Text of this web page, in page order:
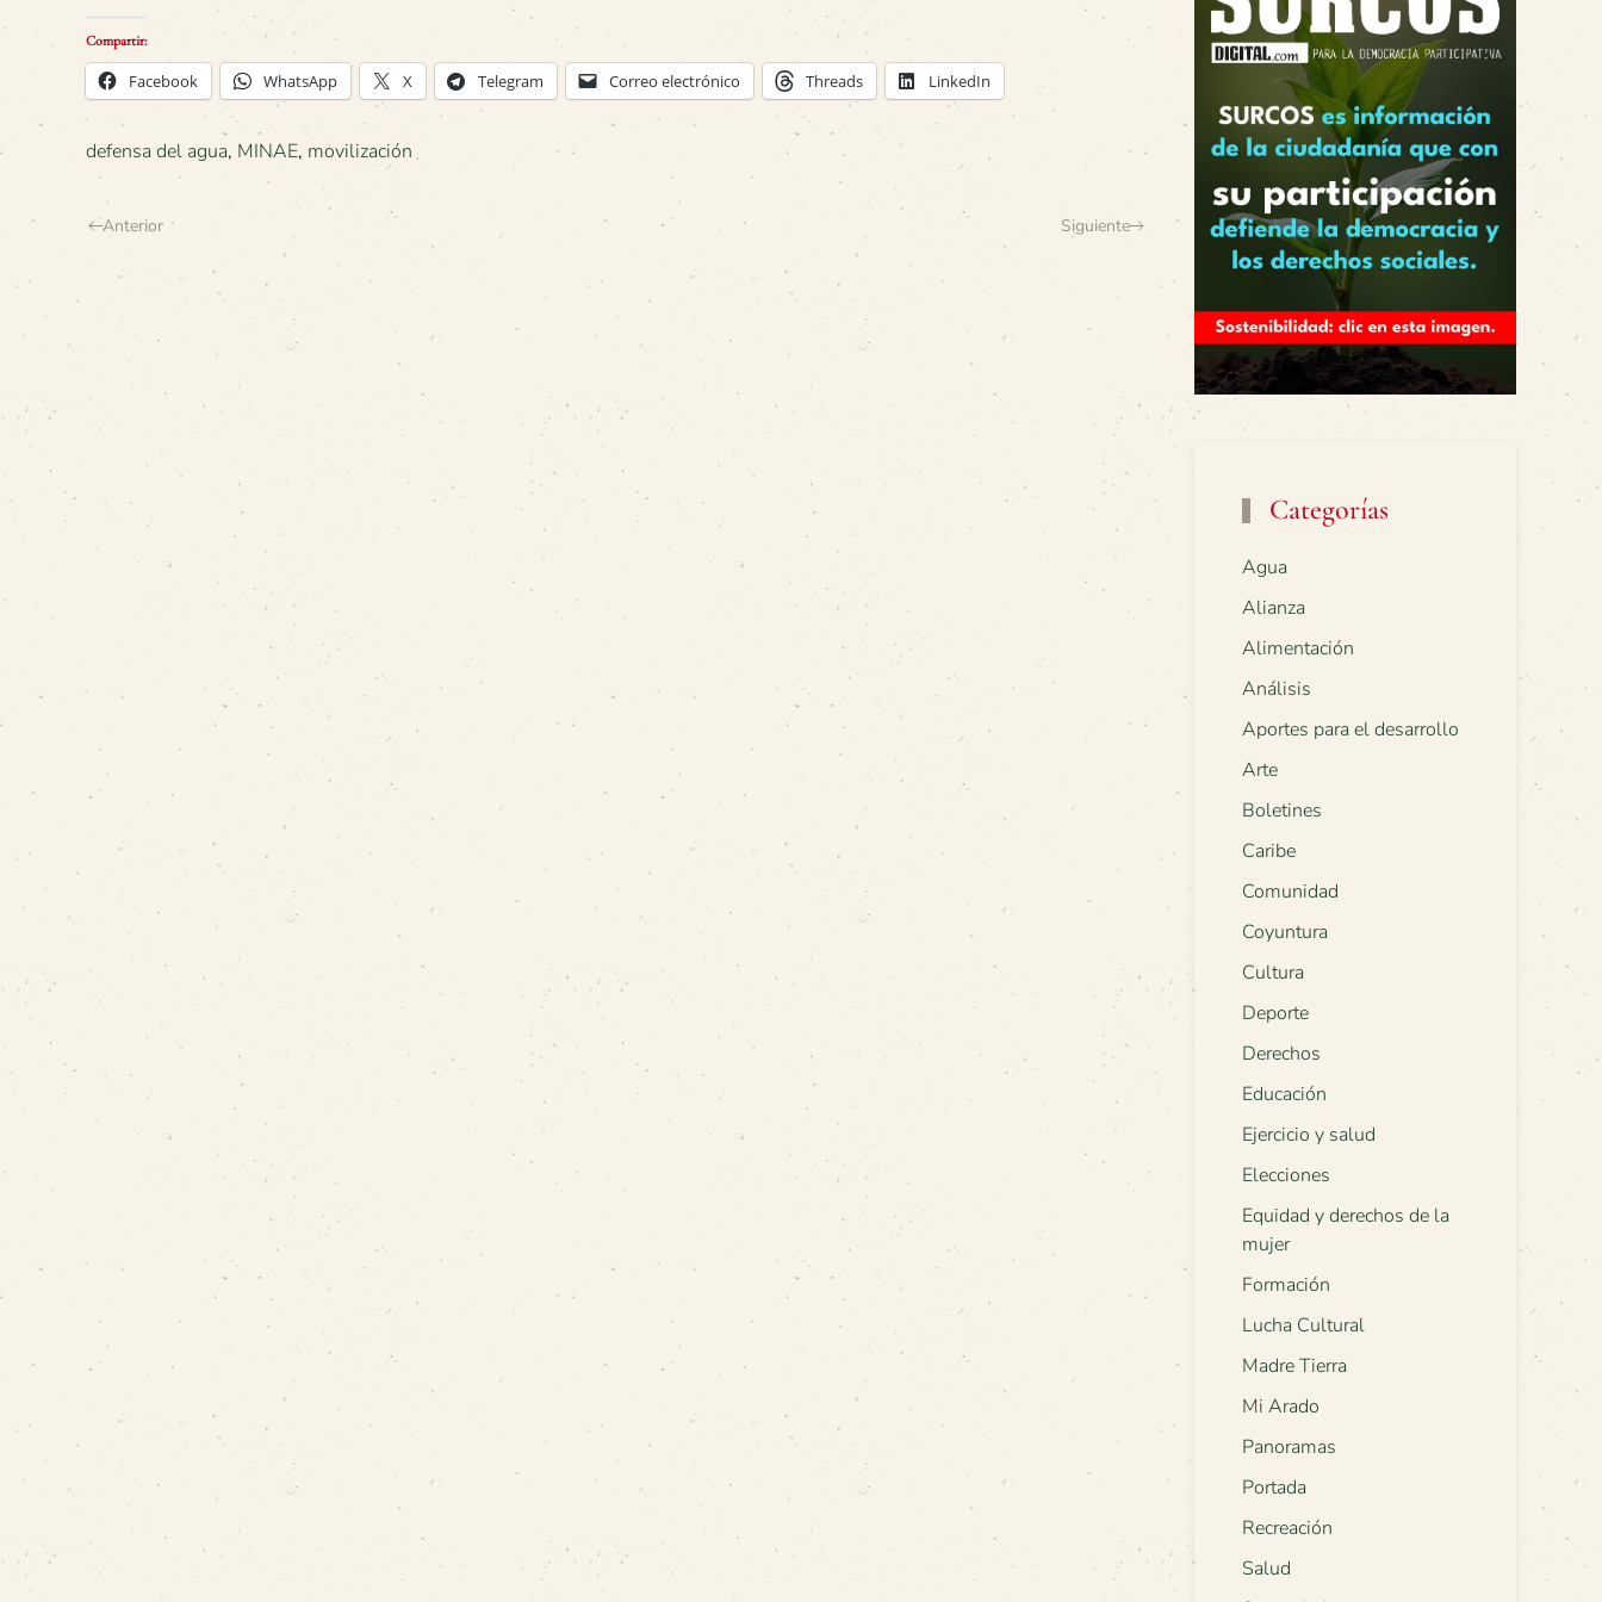
Compartir:
Facebook WhatsApp X Telegram Correo electrónico Threads LinkedIn
defensa del agua, MINAE, movilización
Anterior Siguiente
Categorías
Agua
Alianza
Alimentación
Análisis
Aportes para el desarrollo
Arte
Boletines
Caribe
Comunidad
Coyuntura
Cultura
Deporte
Derechos
Educación
Ejercicio y salud
Elecciones
Equidad y derechos de la
mujer
Formación
Lucha Cultural
Madre Tierra
Mi Arado
Panoramas
Portada
Recreación
Salud